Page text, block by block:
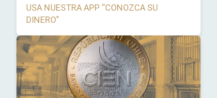
USA NUESTRA APP “CONOZCA SU
DINERO”